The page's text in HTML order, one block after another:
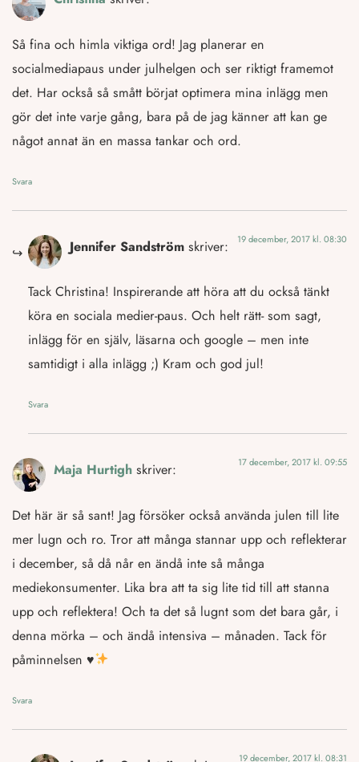
Så fina och himla viktiga ord! Jag planerar en
socialmediapaus under julhelgen och ser riktigt framemot
det. Har också så smått börjat optimera mina inlägg men
gör det inte varje gång, bara på de jag känner att kan ge
något annat än en massa tankar och ord.
Svara
Jennifer Sandström skriver: 19 december, 2017 kl. 08:30
Tack Christina! Inspirerande att höra att du också tänkt
köra en sociala medier-paus. Och helt rätt- som sagt,
inlägg för en själv, läsarna och google – men inte
samtidigt i alla inlägg ;) Kram och god jul!
Svara
Maja Hurtigh skriver: 17 december, 2017 kl. 09:55
Det här är så sant! Jag försöker också använda julen till lite
mer lugn och ro. Tror att många stannar upp och reflekterar
i december, så då når en ändå inte så många
mediekonsumenter. Lika bra att ta sig lite tid till att stanna
upp och reflektera! Och ta det så lugnt som det bara går, i
denna mörka – och ändå intensiva – månaden. Tack för
påminnelsen ♥️
Svara
19 december, 2017 kl. 08:31